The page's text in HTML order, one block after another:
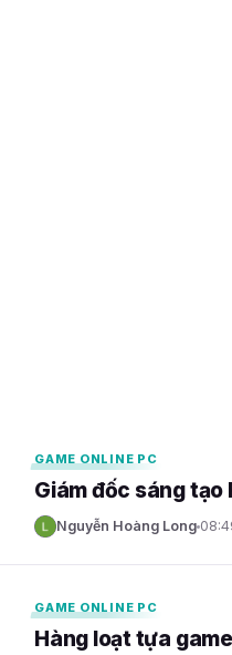
GAME ONLINE PC
Giám đốc sáng
N Nguyễn Hoàng Long
GAME ONLINE PC
Hàng loạt tựa